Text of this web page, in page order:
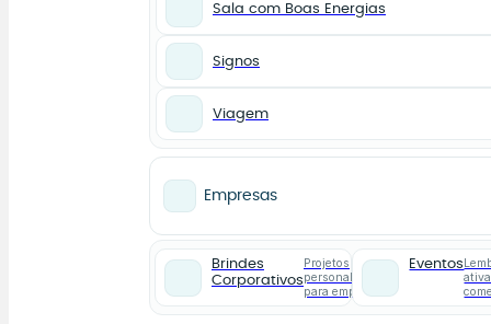
Sala com Boas Energias
Signos
Viagem
Empresas
Brindes
Corporativos
Projetos
personalizados
para empresas
Eventos